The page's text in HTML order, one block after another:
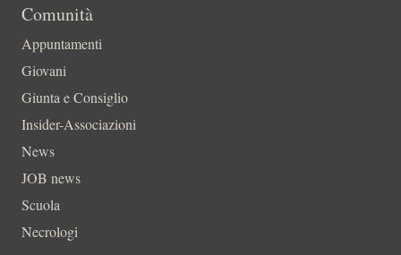
Comunità
Appuntamenti
Giovani
Giunta e Consiglio
Insider-Associazioni
News
JOB news
Scuola
Necrologi